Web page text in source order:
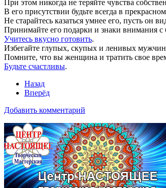
При этом никогда не теряйте чувства
В его присутствии будьте всегда в
Не старайтесь казаться умнее его, пусть он
Принимайте его подарки и знаки внимания с
Учитесь вкусно готовить.
Избегайте глупых, скупых и ленивых
Помните, что вы женщина и тратить свое
Будьте счастливы.
Назад
Вперёд
Добавить комментарий